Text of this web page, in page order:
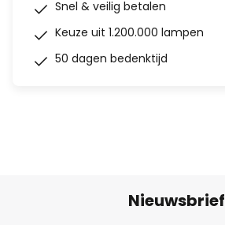
Snel & veilig betalen
Keuze uit 1.200.000 lampen
50 dagen bedenktijd
Nieuwsbrief